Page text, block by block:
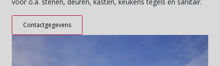
Contactgegevens